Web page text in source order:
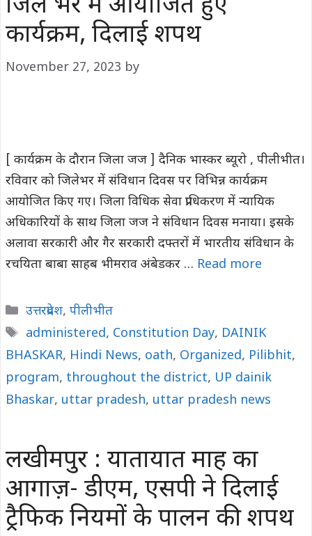
जिले भर में आयोजित हुए
कार्यक्रम, दिलाई शपथ
November 27, 2023 by
[ कार्यक्रम के दौरान जिला जज ] दैनिक भास्कर ब्यूरो , पीलीभीत।
रविवार को जिलेभर में संविधान दिवस पर विभिन्न कार्यक्रम
आयोजित किए गए। जिला विधिक सेवा प्राधिकरण में न्यायिक
अधिकारियों के साथ जिला जज ने संविधान दिवस मनाया। इसके
अलावा सरकारी और गैर सरकारी दफ्तरों में भारतीय संविधान के
रचयिता बाबा साहब भीमराव अंबेडकर … Read more
Categories
उत्तरप्रदेश, पीलीभीत
Tags
administered, Constitution Day, DAINIK
BHASKAR, Hindi News, oath, Organized, Pilibhit,
program, throughout the district, UP dainik
Bhaskar, uttar pradesh, uttar pradesh news
लखीमपुर : यातायात माह का
आगाज़- डीएम, एसपी ने दिलाई
ट्रैफिक नियमों के पालन की शपथ